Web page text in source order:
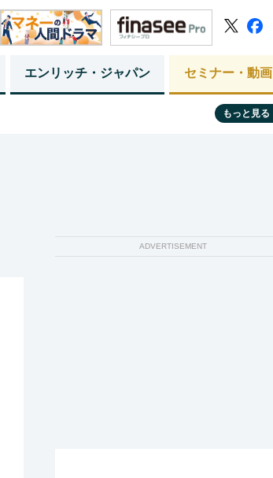
エンリッチ・ジャパン セミナー・動画
もっと見る
ADVERTISEMENT